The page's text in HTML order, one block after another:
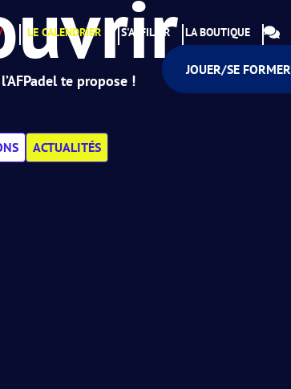
LE CALENDRIER S'AFFILIER LA BOUTIQUE
JOUER/SE FORMER
te propose !
ACTUALITÉS